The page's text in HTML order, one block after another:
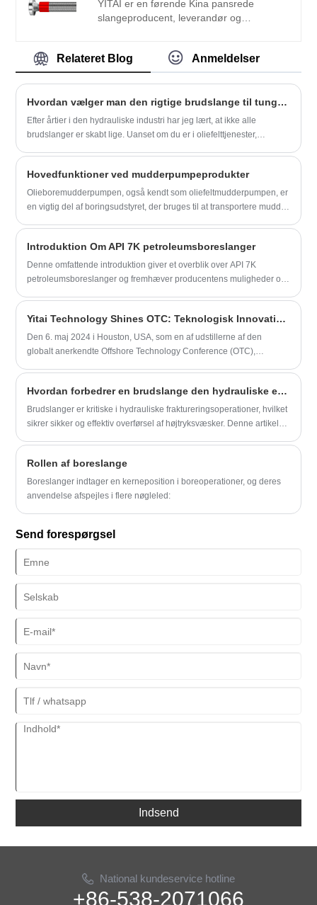
blive din langsigtede partner i Kina.
YITAI er en førende Kina pansrede
slangeproducent, leverandør og
produkter har en god prisfordel og dækker
de fleste af de europæiske og
blive din langsigtede partner i Kina.
Relateret Blog Anmeldelser
Hvordan vælger man den rigtige brudslange til tunge operationer?
Efter årtier i den hydrauliske industri har jeg lært, at ikke alle
brudslanger er skabt lige. Uanset om du er i oliefelttjenester,
nedetid.
Hovedfunktioner ved mudderpumpeprodukter
Olieboremudderpumpen, også kendt som oliefeltmudderpumpen, er
en vigtig del af boringsudstyret, der bruges til at transportere mudder
er opdelt i følgende punkter:
Introduktion Om API 7K petroleumsboreslanger
Denne omfattende introduktion giver et overblik over API 7K
petroleumsboreslanger og fremhæver producentens muligheder og
Yitai Technology Shines OTC: Teknologisk Innovation Leading the Future
Den 6. maj 2024 i Houston, USA, som en af ​​udstillerne af den
globalt anerkendte Offshore Technology Conference (OTC),
produkter og havde dybdegående udvekslinger med adskillige
kunder og partnere. Yitai Technology er en virksomhed dedikeret til
forskning og produktion af intelligente gummislanger, forpligtet til at
kvalificeret R&D-team og avanceret produktionsudstyr. Dets
produkter eksporteres til udlandet og er blevet anerkendt og betroet
af et stort antal kunder.
Hvordan forbedrer en brudslange den hydrauliske effektivitet?
Brudslanger er kritiske i hydrauliske fraktureringsoperationer, hvilket
sikrer sikker og effektiv overførsel af højtryksvæsker. Denne artikel
slange kan optimere driftsydelsen og sikkerheden.
Rollen af ​​boreslange
Boreslanger indtager en kerneposition i boreoperationer, og deres
anvendelse afspejles i flere nøgleled:
Send forespørgsel
Indsend
National kundeservice hotline
+86-538-2071066